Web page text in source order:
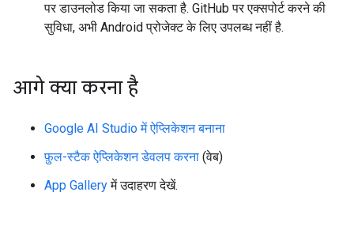
पर डाउनलोड किया जा सकता है. GitHub पर एक्सपोर्ट करने की
सुविधा, अभी Android प्रोजेक्ट के लिए उपलब्ध नहीं है.
आगे क्या करना है
Google AI Studio में ऐप्लिकेशन बनाना
फ़ुल-स्टैक ऐप्लिकेशन डेवलप करना (वेब)
App Galleryमें उदाहरण देखें.